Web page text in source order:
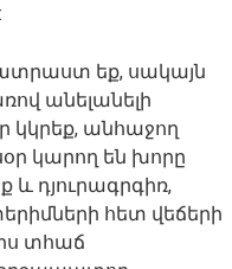
եք, սակայն
անելանելի
կկրեք, անհաջող
կարող են խորը
և դյուրագրգիռ,
հետ վեճերի
տհաճ